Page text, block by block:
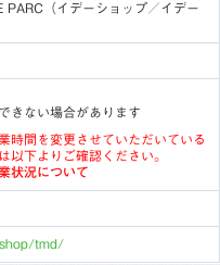
（イデーショップ／イデー
きない場合があります
時間を変更させていただいている
以下よりご確認ください。
状況について
tmd/